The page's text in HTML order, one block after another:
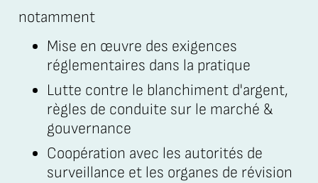
notamment
Mise en œuvre des exigences
réglementaires dans la pratique
Lutte contre le blanchiment d'argent,
règles de conduite sur le marché &
gouvernance
Coopération avec les autorités de
surveillance et les organes de révision